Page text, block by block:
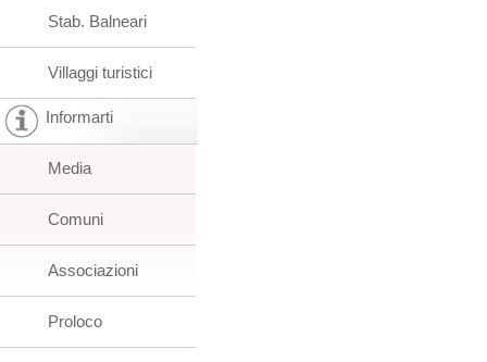
Stab. Balneari
Villaggi turistici
Informarti
Media
Comuni
Associazioni
Proloco